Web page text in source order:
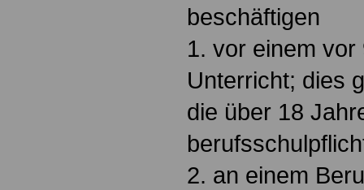
beschäftigen
1. vor einem
Unterricht; dies
die über 18
2. an einem